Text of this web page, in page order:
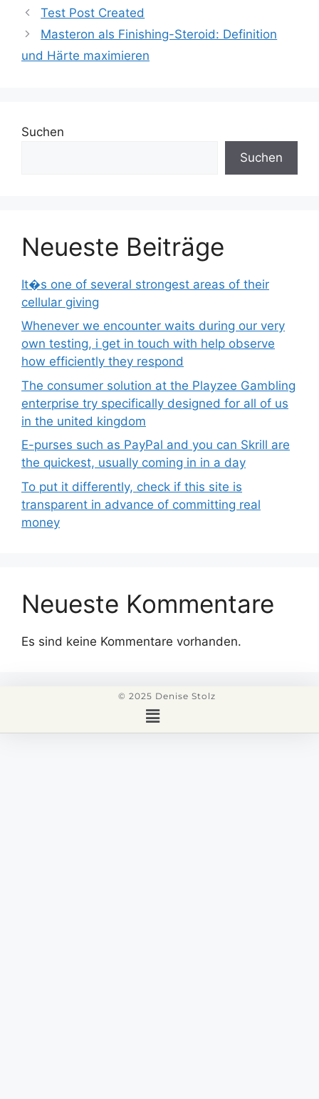
Test Post Created
Masteron als Finishing-Steroid: Definition
und Härte maximieren
Suchen
Suchen
Neueste Beiträge
It�s one of several strongest areas of their
cellular giving
Whenever we encounter waits during our very
own testing, i get in touch with help observe
how efficiently they respond
The consumer solution at the Playzee Gambling
enterprise try specifically designed for all of us
in the united kingdom
E-purses such as PayPal and you can Skrill are
the quickest, usually coming in in a day
To put it differently, check if this site is
transparent in advance of committing real
money
Neueste Kommentare
Es sind keine Kommentare vorhanden.
© 2025 Denise Stolz